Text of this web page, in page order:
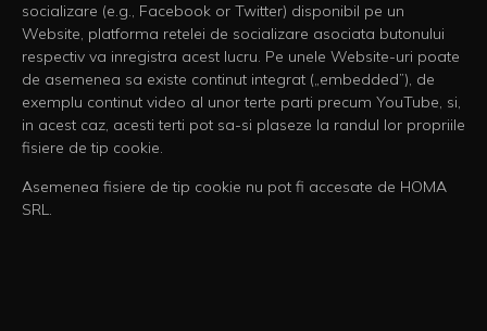
socializare (e.g., Facebook or Twitter) disponibil pe un
Website, platforma retelei de socializare asociata butonului
respectiv va inregistra acest lucru. Pe unele Website-uri poate
de asemenea sa existe continut integrat („embedded”), de
exemplu continut video al unor terte parti precum YouTube, si,
in acest caz, acesti terti pot sa-si plaseze la randul lor propriile
fisiere de tip cookie.
Asemenea fisiere de tip cookie nu pot fi accesate de HOMA
SRL.